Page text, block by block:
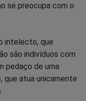
se preocupa com o
intelecto, que
são indivíduos com
pedaço de uma
que atua unicamente